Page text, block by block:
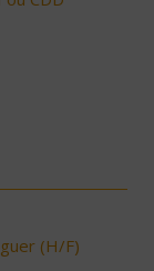
(H/F)